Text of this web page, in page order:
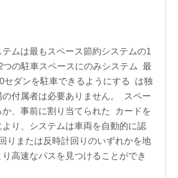
ムは最もスペース節約システムの1
の駐車スペースにのみシステム 最
セダンを駐車できるようにする は独
付属者は必要ありません。 スペー
か、事前に割り当てられた カードを
り、システムは車両を自動的に認
りまたは反時計回りのいずれかを地
高速なパスを見つけることができ